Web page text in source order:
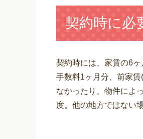
契約時に必
契約時には、家賃の6
手数料1ヶ月分、前家
なかったり、物件によ
度。他の地方ではない